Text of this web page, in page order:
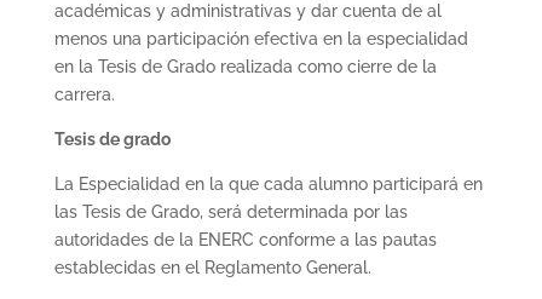
académicas y administrativas y dar cuenta de al
menos una participación efectiva en la especialidad
en la Tesis de Grado realizada como cierre de la
carrera.
Tesis de grado
La Especialidad en la que cada alumno participará en
las Tesis de Grado, será determinada por las
autoridades de la ENERC conforme a las pautas
establecidas en el Reglamento General.